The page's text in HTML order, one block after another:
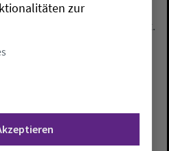
und Jugendmedizin
Fachkraft als Lotsin erprobt.
finanzschwachen Region
mit eigenen
Beratung
und Patienten durch
begleiten, hieß es.
zur